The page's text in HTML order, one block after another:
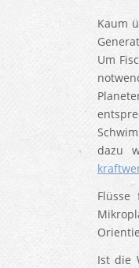
Kaum
Um
dazu
Ist die